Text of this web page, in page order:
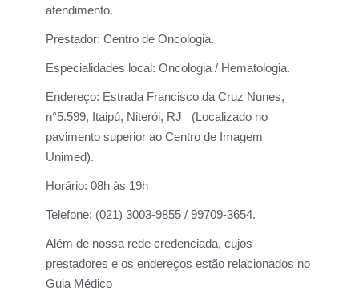
atendimento.
Prestador: Centro de Oncologia.
Especialidades local: Oncologia / Hematologia.
Endereço: Estrada Francisco da Cruz Nunes,
n°5.599, Itaipú, Niterói, RJ (Localizado no
pavimento superior ao Centro de Imagem
Unimed).
Horário: 08h às 19h
Telefone: (021) 3003-9855 / 99709-3654.
Além de nossa rede credenciada, cujos
prestadores e os endereços estão relacionados no
Guia Médico